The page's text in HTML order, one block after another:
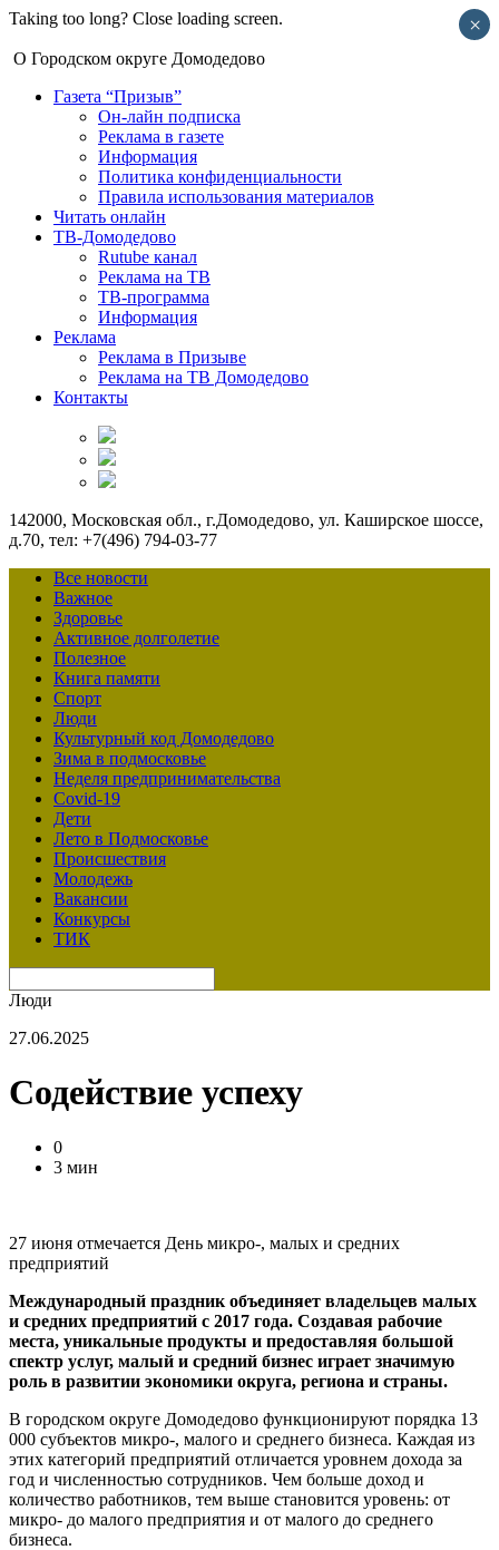
Taking too long? Close loading screen.
О Городском округе Домодедово
Газета “Призыв”
Он-лайн подписка
Реклама в газете
Информация
Политика конфиденциальности
Правила использования материалов
Читать онлайн
ТВ-Домодедово
Rutube канал
Реклама на ТВ
ТВ-программа
Информация
Реклама
Реклама в Призыве
Реклама на ТВ Домодедово
Контакты
142000, Московская обл., г.Домодедово, ул. Каширское шоссе,
д.70, тел: +7(496) 794-03-77
Все новости
Важное
Здоровье
Активное долголетие
Полезное
Книга памяти
Спорт
Люди
Культурный код Домодедово
Зима в подмосковье
Неделя предпринимательства
Covid-19
Дети
Лето в Подмосковье
Происшествия
Молодежь
Вакансии
Конкурсы
ТИК
Люди
27.06.2025
Содействие успеху
0
3 мин
27 июня отмечается День микро-, малых и средних
предприятий
Международный праздник объединяет владельцев малых
и средних предприятий с 2017 года. Создавая рабочие
места, уникальные продукты и предоставляя большой
спектр услуг, малый и средний бизнес играет значимую
роль в развитии экономики округа, региона и страны.
В городском округе Домодедово функционируют порядка 13
000 субъектов микро-, малого и среднего бизнеса. Каждая из
этих категорий предприятий отличается уровнем дохода за
год и численностью сотрудников. Чем больше доход и
количество работников, тем выше становится уровень: от
микро- до малого предприятия и от малого до среднего
бизнеса.
×